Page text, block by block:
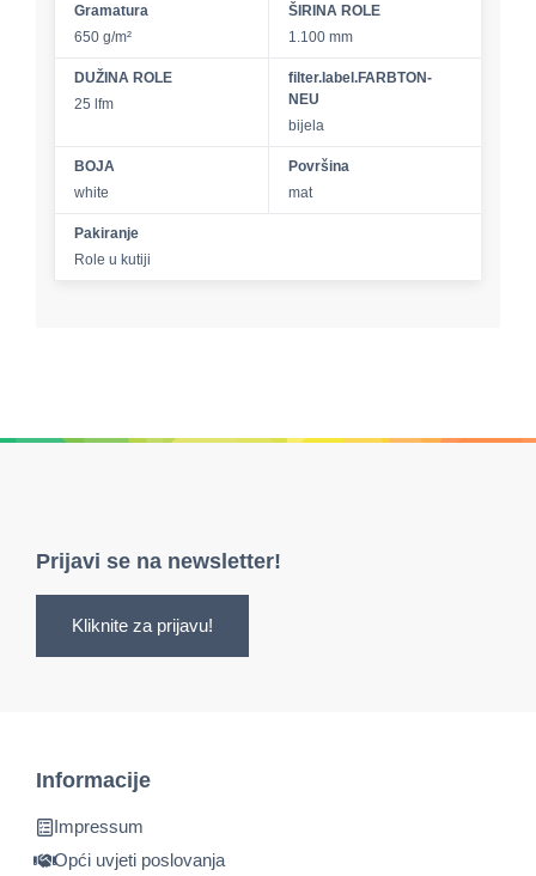
Gramatura
650 g/m²
ŠIRINA ROLE
1.100 mm
DUŽINA ROLE
25 lfm
filter.label.FARBTON-
NEU
bijela
BOJA
white
Površina
mat
Pakiranje
Role u kutiji
Prijavi se na newsletter!
Kliknite za prijavu!
Informacije
Impressum
Opći uvjeti poslovanja